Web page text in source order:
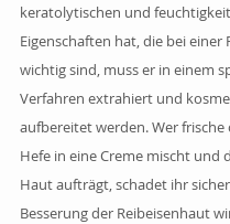
keratolytischen und
Eigenschaften hat, die bei einer
wichtig sind, muss er in einem
Verfahren extrahiert und
aufbereitet werden. Wer
Hefe in eine Creme mischt und
Haut aufträgt, schadet ihr
Besserung der Reibeisenhaut